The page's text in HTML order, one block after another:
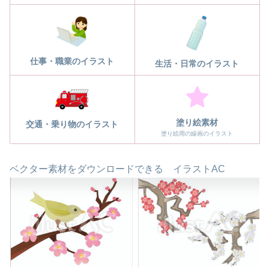
仕事・職業のイラスト 生活・日常のイラスト
交通・乗り物のイラスト 塗り絵素材
塗り絵用の線画のイラスト
ベクター素材をダウンロードできる イラストAC